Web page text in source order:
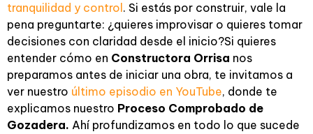
tranquilidad y control . Si estás por construir, vale la
pena preguntarte: ¿quieres improvisar o quieres tomar
decisiones con claridad desde el inicio?Si quieres
entender cómo en Constructora Orrisa nos
preparamos antes de iniciar una obra, te invitamos a
ver nuestro último episodio en YouTube, donde te
explicamos nuestro Proceso Comprobado de
Gozadera. Ahí profundizamos en todo lo que sucede